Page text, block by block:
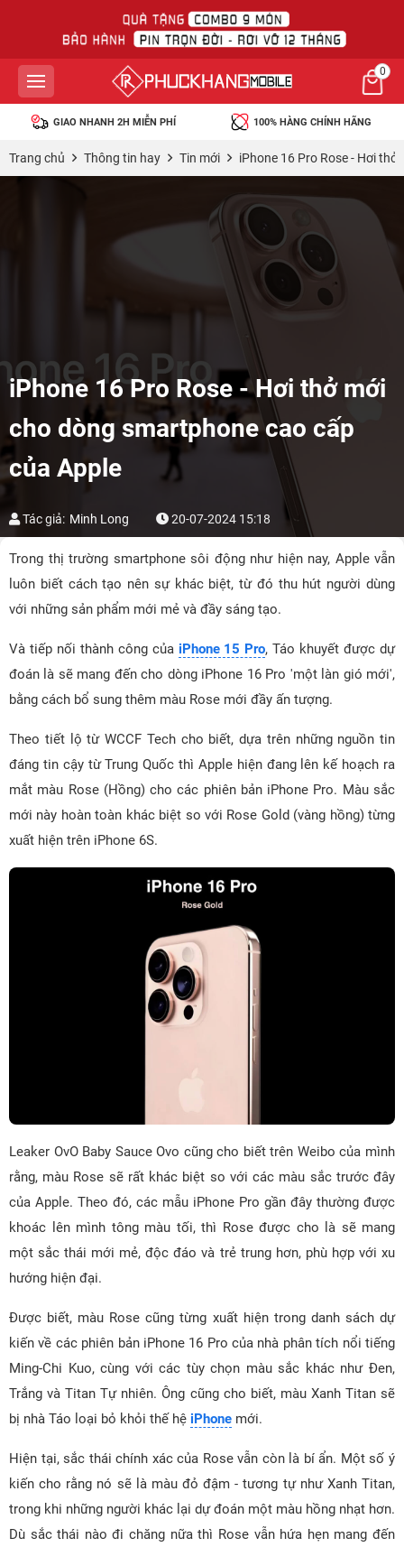
0
100% HÀNG CHÍNH HÃNG 45 NGÀY MIỄN PHÍ 1 ĐỔI 1
Trang chủ Thông tin hay Tin mới iPhone 16 Pro Rose - Hơi
iPhone 16 Pro Rose - Hơi thở mới
cho dòng smartphone cao cấp
của Apple
Tác giả: Minh Long 20-07-2024 15:18
Trong thị trường smartphone sôi động như hiện nay, Apple vẫn
luôn biết cách tạo nên sự khác biệt, từ đó thu hút người dùng
với những sản phẩm mới mẻ và đầy sáng tạo.
Và tiếp nối thành công của iPhone 15 Pro, Táo khuyết được dự
đoán là sẽ mang đến cho dòng iPhone 16 Pro 'một làn gió mới',
bằng cách bổ sung thêm màu Rose mới đầy ấn tượng.
Theo tiết lộ từ WCCF Tech cho biết, dựa trên những nguồn tin
đáng tin cậy từ Trung Quốc thì Apple hiện đang lên kế hoạch ra
mắt màu Rose (Hồng) cho các phiên bản iPhone Pro. Màu sắc
mới này hoàn toàn khác biệt so với Rose Gold (vàng hồng) từng
xuất hiện trên iPhone 6S.
Leaker OvO Baby Sauce Ovo cũng cho biết trên Weibo của mình
rằng, màu Rose sẽ rất khác biệt so với các màu sắc trước đây
của Apple. Theo đó, các mẫu iPhone Pro gần đây thường được
khoác lên mình tông màu tối, thì Rose được cho là sẽ mang
một sắc thái mới mẻ, độc đáo và trẻ trung hơn, phù hợp với xu
hướng hiện đại.
Được biết, màu Rose cũng từng xuất hiện trong danh sách dự
kiến về các phiên bản iPhone 16 Pro của nhà phân tích nổi tiếng
Ming-Chi Kuo, cùng với các tùy chọn màu sắc khác như Đen,
Trắng và Titan Tự nhiên. Ông cũng cho biết, màu Xanh Titan sẽ
bị nhà Táo loại bỏ khỏi thế hệ iPhone mới.
Hiện tại, sắc thái chính xác của Rose vẫn còn là bí ẩn. Một số ý
kiến cho rằng nó sẽ là màu đỏ đậm - tương tự như Xanh Titan,
trong khi những người khác lại dự đoán một màu hồng nhạt hơn.
Dù sắc thái nào đi chăng nữa thì Rose vẫn hứa hẹn mang đến